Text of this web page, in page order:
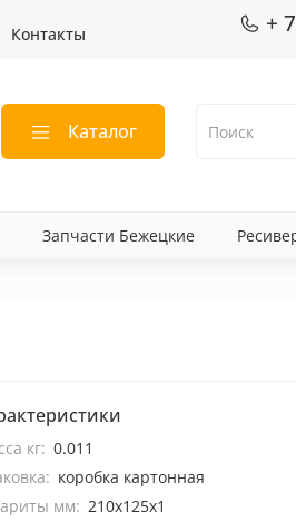
Контакты +
Каталог
Запчасти Бежецкие
кг: 0.011
коробка картонная
мм: 210х125х1